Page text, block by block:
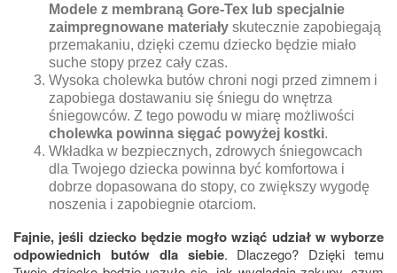
Modele z membraną Gore-Tex lub specjalnie
zaimpregnowane materiały skutecznie zapobiegają
przemakaniu, dzięki czemu dziecko będzie miało
suche stopy przez cały czas.
Wysoka cholewka butów chroni nogi przed zimnem i
zapobiega dostawaniu się śniegu do wnętrza
śniegowców. Z tego powodu w miarę możliwości
cholewka powinna sięgać powyżej kostki.
Wkładka w bezpiecznych, zdrowych śniegowcach
dla Twojego dziecka powinna być komfortowa i
dobrze dopasowana do stopy, co zwiększy wygodę
noszenia i zapobiegnie otarciom.
Fajnie, jeśli dziecko będzie mogło wziąć udział w wyborze
odpowiednich butów dla siebie. Dlaczego? Dzięki temu